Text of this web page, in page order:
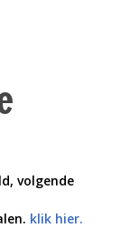
volgende
klik hier.